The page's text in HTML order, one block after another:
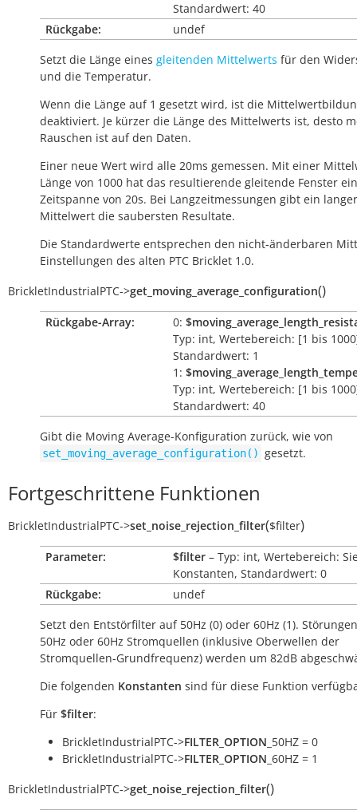
Standardwert: 40
Rückgabe:
undef
Setzt die Länge eines gleitenden Mittelwerts für den
und die Temperatur.
Wenn die Länge auf 1 gesetzt wird, ist die
deaktiviert. Je kürzer die Länge des Mittelwerts ist, desto
Rauschen ist auf den Daten.
Einer neue Wert wird alle 20ms gemessen. Mit einer
Länge von 1000 hat das resultierende gleitende Fenster
Zeitspanne von 20s. Bei Langzeitmessungen gibt ein langer
Mittelwert die saubersten Resultate.
Die Standardwerte entsprechen den nicht-änderbaren
Einstellungen des alten PTC Bricklet 1.0.
BrickletIndustrialPTC->get_moving_average_configuration()
Rückgabe-Array: 0:
Typ: int, Wertebereich: [1 bis
Standardwert: 1
1:
Typ: int, Wertebereich: [1 bis
Standardwert: 40
Gibt die Moving Average-Konfiguration zurück, wie von
set_moving_average_configuration() gesetzt.
Fortgeschrittene Funktionen
BrickletIndustrialPTC->set_noise_rejection_filter($filter)
Parameter: $filter – Typ: int, Wertebereich:
Konstanten, Standardwert: 0
Rückgabe:
undef
Setzt den Entstörfilter auf 50Hz (0) oder 60Hz (1).
50Hz oder 60Hz Stromquellen (inklusive Oberwellen der
Stromquellen-Grundfrequenz) werden um 82dB
Die folgenden Konstanten sind für diese Funktion
Für $filter:
BrickletIndustrialPTC->FILTER_OPTION _50HZ = 0
BrickletIndustrialPTC->FILTER_OPTION _60HZ = 1
BrickletIndustrialPTC->get_noise_rejection_filter()